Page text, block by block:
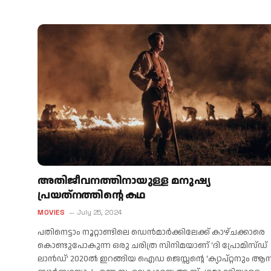
അതിജീവനത്തിനായുള്ള മനുഷ്യ
പ്രയത്‌നത്തിന്റെ കഥ
MOVIES July 25, 2024
പതിനെട്ടാം നൂറ്റാണ്ടിലെ ഡെന്‍മാര്‍ക്കിലേക്ക് കാഴ്ചക്കാരെ
കൊണ്ടുപോകുന്ന ഒരു ചരിത്ര സിനിമയാണ് ‘ദി പ്രോമിസ്ഡ്
ലാന്‍ഡ്’ 2020ല്‍ ഇറങ്ങിയ ഐഡ ജെസ്സന്റെ ‘ക്യാപ്റ്റനും